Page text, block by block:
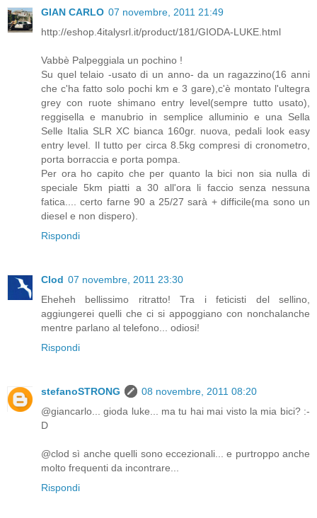
GIAN CARLO 07 novembre, 2011 21:49
http://eshop.4italysrl.it/product/181/GIODA-LUKE.html
Vabbè Palpeggiala un pochino !
Su quel telaio -usato di un anno- da un ragazzino(16 anni
che c'ha fatto solo pochi km e 3 gare),c'è montato l'ultegra
grey con ruote shimano entry level(sempre tutto usato),
reggisella e manubrio in semplice alluminio e una Sella
Selle Italia SLR XC bianca 160gr. nuova, pedali look easy
entry level. Il tutto per circa 8.5kg compresi di cronometro,
porta borraccia e porta pompa.
Per ora ho capito che per quanto la bici non sia nulla di
speciale 5km piatti a 30 all'ora li faccio senza nessuna
fatica.... certo farne 90 a 25/27 sarà + difficile(ma sono un
diesel e non dispero).
Rispondi
Clod 07 novembre, 2011 23:30
Eheheh bellissimo ritratto! Tra i feticisti del sellino,
aggiungerei quelli che ci si appoggiano con nonchalanche
mentre parlano al telefono... odiosi!
Rispondi
stefanoSTRONG
08 novembre, 2011 08:20
@giancarlo... gioda luke... ma tu hai mai visto la mia bici? :-
D
@clod sì anche quelli sono eccezionali... e purtroppo anche
molto frequenti da incontrare...
Rispondi